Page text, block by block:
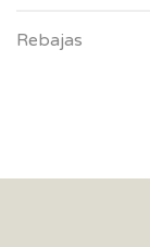
Rebajas